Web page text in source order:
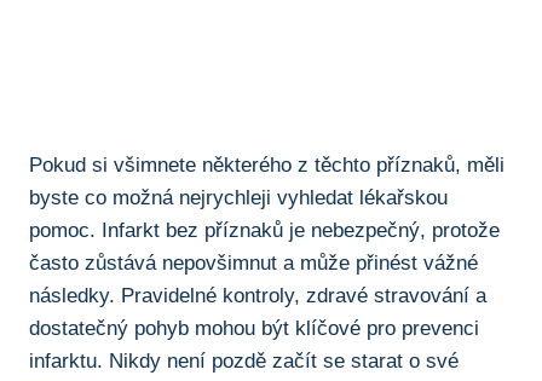
Pokud si všimnete některého z těchto příznaků, ​měli
byste co možná nejrychleji vyhledat lékařskou
⁢pomoc. Infarkt bez příznaků je nebezpečný, protože
často zůstává nepovšimnut a může přinést vážné
následky. ‍Pravidelné kontroly, zdravé stravování a
dostatečný pohyb mohou být klíčové pro ⁤prevenci
infarktu. Nikdy není pozdě začít se starat o své